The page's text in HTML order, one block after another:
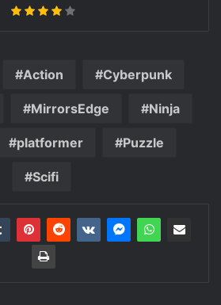
Action Cyberpunk
MirrorsEdge Ninja
platformer Puzzle
Scifi